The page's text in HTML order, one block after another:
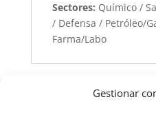
Gestionar
Sectores: Químico /
/ Defensa / Petróleo/
Farma/Labo